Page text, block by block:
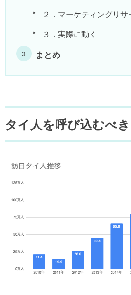
２．マーケティングリサ
３．実際に動く
まとめ
タイ人を呼び込むべ